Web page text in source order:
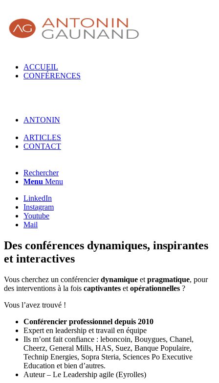
ACCUEIL
CONFÉRENCES
ANTONIN
ARTICLES
CONTACT
Rechercher
Menu Menu
LinkedIn
Instagram
Youtube
Mail
Des conférences dynamiques, inspirantes
et interactives
Vous cherchez un conférencierdynamique et pragmatique, pour
des interventions à la fois captivantes et opérationnelles ?
Vous l’avez trouvé !
Conférencier professionnel depuis 2010
Expert en leadership et travail en équipe
Ils m’ont fait confiance : leboncoin, Bouygues, Chanel,
Cheerz, General Mills, HAS, Suez, Banque Populaire,
Technip Energies, Sopra Steria, Sciences Po Executive
Education et bien d’autres.
Auteur – Le Leadership agile (Eyrolles)